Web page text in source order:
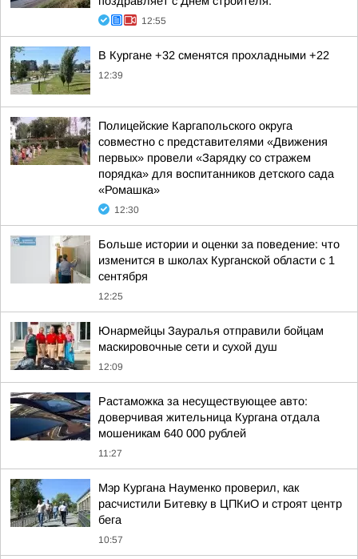
12:55
В Кургане +32 сменятся прохладными +22
12:39
Полицейские Каргапольского округа
совместно с представителями «Движения
первых» провели «Зарядку со стражем
порядка» для воспитанников детского сада
«Ромашка»
12:30
Больше истории и оценки за поведение: что
изменится в школах Курганской области с 1
сентября
12:25
Юнармейцы Зауралья отправили бойцам
маскировочные сети и сухой душ
12:09
Растаможка за несуществующее авто:
доверчивая жительница Кургана отдала
мошеникам 640 000 рублей
11:27
Мэр Кургана Науменко проверил, как
расчистили Битевку в ЦПКиО и строят центр
бега
10:57